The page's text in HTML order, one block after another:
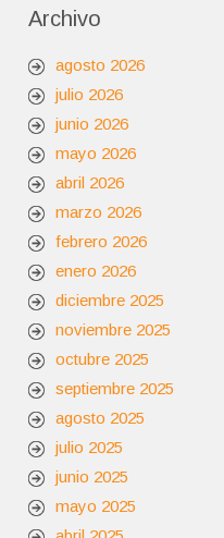
Archivo
agosto 2026
julio 2026
junio 2026
mayo 2026
abril 2026
marzo 2026
febrero 2026
enero 2026
diciembre 2025
noviembre 2025
octubre 2025
septiembre 2025
agosto 2025
julio 2025
junio 2025
mayo 2025